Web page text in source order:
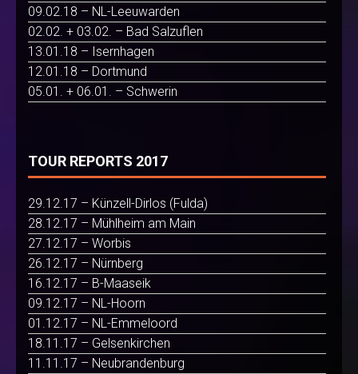
09.02.18 – NL-Leeuwarden
02.02. + 03.02. – Bad Salzuflen
13.01.18 – Isernhagen
12.01.18 – Dortmund
05.01. + 06.01. – Schwerin
TOUR REPORTS 2017
29.12.17 – Künzell-Dirlos (Fulda)
28.12.17 – Mühlheim am Main
27.12.17 – Worbis
26.12.17 – Nürnberg
16.12.17 – B-Maaseik
09.12.17 – NL-Hoorn
01.12.17 – NL-Emmeloord
18.11.17 – Gelsenkirchen
11.11.17 – Neubrandenburg